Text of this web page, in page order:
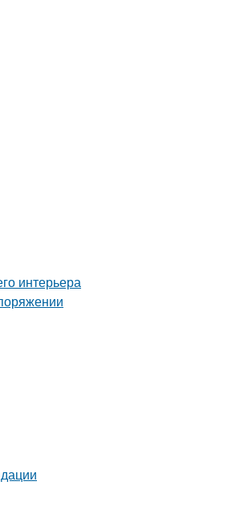
интерьера